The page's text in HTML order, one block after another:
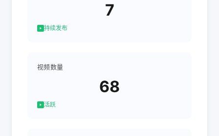
7
持续发布
视频数量
68
活跃